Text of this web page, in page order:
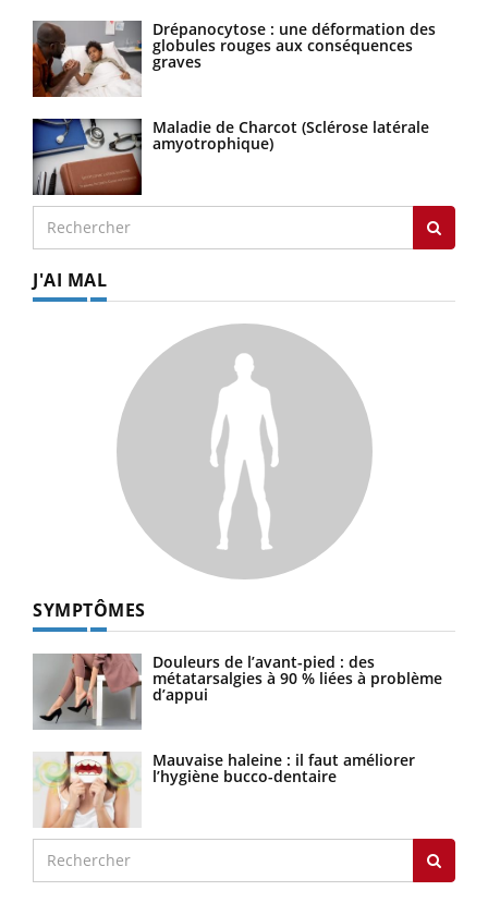
Drépanocytose : une déformation des
globules rouges aux conséquences
graves
Maladie de Charcot (Sclérose latérale
amyotrophique)
J'AI MAL
SYMPTÔMES
Douleurs de l’avant-pied : des
métatarsalgies à 90 % liées à problème
d’appui
Mauvaise haleine : il faut améliorer
l’hygiène bucco-dentaire